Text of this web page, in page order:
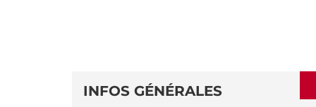
DE
DÉTAILS
INFOS GÉNÉRALES